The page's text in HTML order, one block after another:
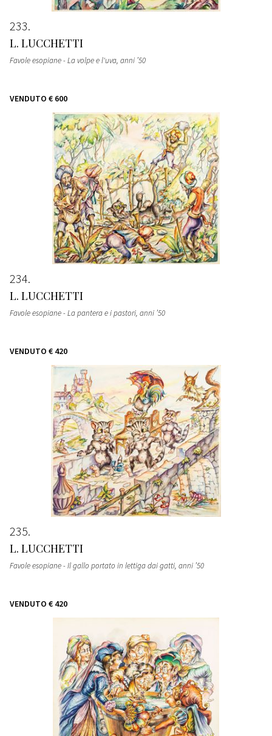
233
L. LUCCHETTI
Favole esopiane - La volpe e l'uva, anni ’50
VENDUTO € 600
234
L. LUCCHETTI
Favole esopiane - La pantera e i pastori, anni ’50
VENDUTO € 420
235
L. LUCCHETTI
Favole esopiane - Il gallo portato in lettiga dai gatti, anni ’50
VENDUTO € 420